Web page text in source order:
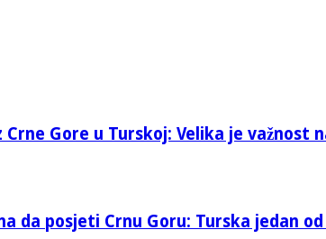
Crne Gore u Turskoj: Velika je
da posjeti Crnu Goru: Turska jedan